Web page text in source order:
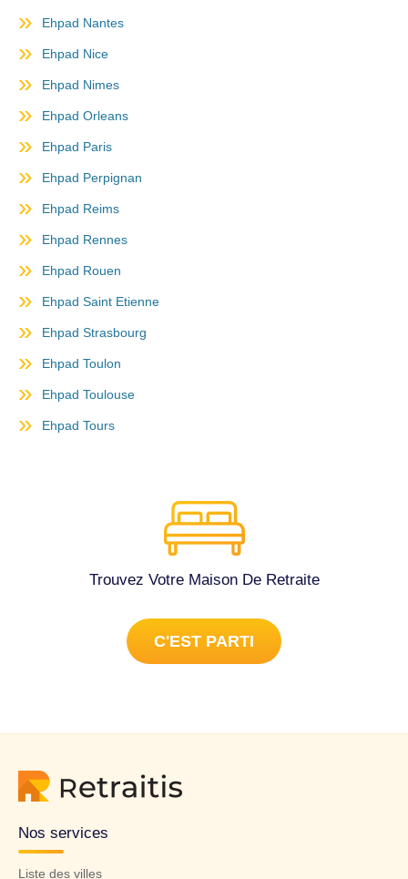
Ehpad Nantes
Ehpad Nice
Ehpad Nimes
Ehpad Orleans
Ehpad Paris
Ehpad Perpignan
Ehpad Reims
Ehpad Rennes
Ehpad Rouen
Ehpad Saint Etienne
Ehpad Strasbourg
Ehpad Toulon
Ehpad Toulouse
Ehpad Tours
Trouvez Votre Maison De Retraite
C'EST PARTI
Nos services
Liste des villes